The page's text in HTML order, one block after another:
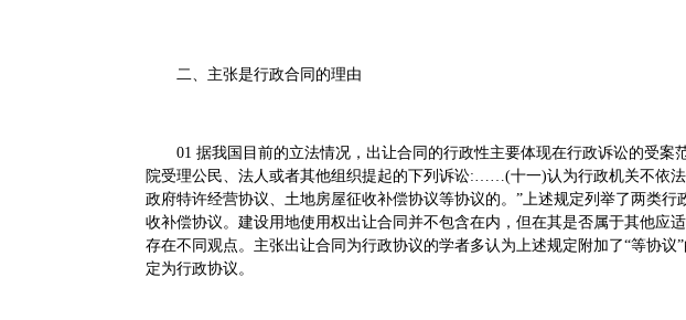
二、主张是行政合同的理由
01 据我国目前的立法情况，出让合同的行政性主要体现在行政诉讼的受案
院受理公民、法人或者其他组织提起的下列诉讼:……(十一)认为行政机关不依
政府特许经营协议、土地房屋征收补偿协议等协议的。”上述规定列举了两类
收补偿协议。建设用地使用权出让合同并不包含在内，但在其是否属于其他应
存在不同观点。主张出让合同为行政协议的学者多认为上述规定附加了“等协议
定为行政协议。